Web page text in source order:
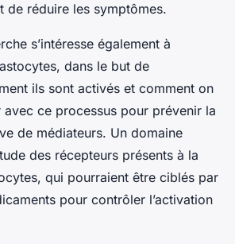
de réduire les symptômes.
s’intéresse également à
dans le but de
ils sont activés et comment on
ce processus pour prévenir la
de médiateurs. Un domaine
des récepteurs présents à la
qui pourraient être ciblés par
pour contrôler l’activation